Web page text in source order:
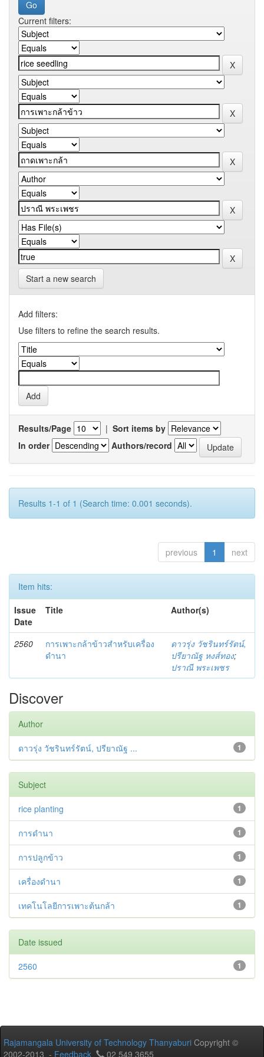
Current filters:
Start a new search
Add filters:
Use filters to refine the search results.
Results/Page | Sort items by
In order
Authors/record
Results 1-1 of 1 (Search time: 0.001 seconds).
previous 1 next
Item hits:
Issue
Date
Title Author(s)
2560
การเพาะกล้าข้าวสำหรับเครื่อง
ดำนา
ดาวรุ่ง วัชรินทร์รัตน์,
ปรียาณัฐ หงส์ทอง;
ปราณี พระเพชร
Discover
Author
1
ดาวรุ่ง วัชรินทร์รัตน์, ปรียาณัฐ ...
Subject
1
rice planting
1
การดำนา
1
การปลูกข้าว
1
เครื่องดำนา
1
เทคโนโลยีการเพาะต้นกล้า
Date issued
1
2560
Rajamangala University of Technology Thanyaburi Copyright ©
2002-2013 - Feedback 02 549 3655